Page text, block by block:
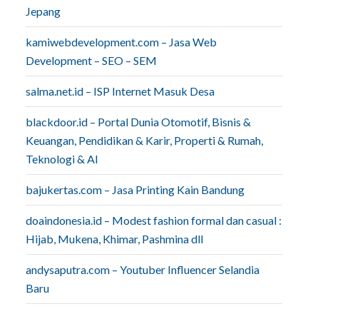
Jepang
kamiwebdevelopment.com – Jasa Web
Development – SEO – SEM
salma.net.id – ISP Internet Masuk Desa
blackdoor.id – Portal Dunia Otomotif, Bisnis &
Keuangan, Pendidikan & Karir, Properti & Rumah,
Teknologi & AI
bajukertas.com – Jasa Printing Kain Bandung
doaindonesia.id – Modest fashion formal dan casual :
Hijab, Mukena, Khimar, Pashmina dll
andysaputra.com – Youtuber Influencer Selandia
Baru